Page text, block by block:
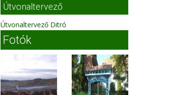
Útvonaltervező
Útvonaltervező Ditró
Fotók